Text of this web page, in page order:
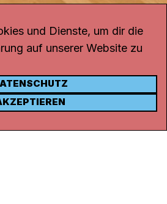
und Dienste, um dir die
auf unserer Website zu